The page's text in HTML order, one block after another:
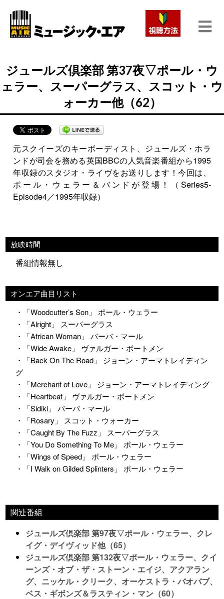
ジュールズ倶楽部 第37夜▽ポール・ウ
ェラー、スーパーグラス、スコット・ウ
ォーカー他（62）
元スクイーズのキーボーディスト、ジュールズ・ホラ
ンドが司会を務める英国BBCの人気音楽番組から1995
年収録のスタジオ・ライヴをお送りします！今回は、
ポール・ウェラー＆バンドが登場！（Series5-
Episode4／1995年収録）
放映時間
番組情報無し
オンエア曲目リスト
・「Woodcutter’s Son」 ポール・ウェラー
・「Alright」 スーパーグラス
・「African Woman」 バーバ・マール
・「Wide Awake」 ヴァルガー・ボートメン
・「Back On The Road」 ジョーン・アーマトレイディン
グ
・「Merchant of Love」 ジョーン・アーマトレイディング
・「Heartbeat」 ヴァルガー・ボートメン
・「Sidiki」 バーバ・マール
・「Rosary」 スコット・ウォーカー
・「Caught By The Fuzz」 スーパーグラス
・「You Do Something To Me」 ポール・ウェラー
・「Wings of Speed」 ポール・ウェラー
・「I Walk on Gilded Splinters」 ポール・ウェラー
関連番組
ジュールズ倶楽部 第97夜▽ポール・ウェラー、クレ
イグ・デイヴィッド他（65）
ジュールズ倶楽部 第132夜▽ポール・ウェラー、クイ
ーンズ・オブ・ザ・ストーン・エイジ、アクアラン
グ、ニッケル・クリーク、オーケストラ・バオバブ、
ベス・ギボンズ＆ラスティン・マン（60）